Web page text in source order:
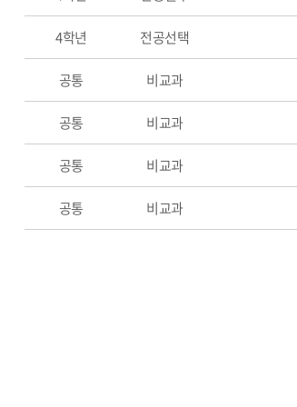
4학년 전공선택
공통 비교과
공통 비교과
공통 비교과
공통 비교과